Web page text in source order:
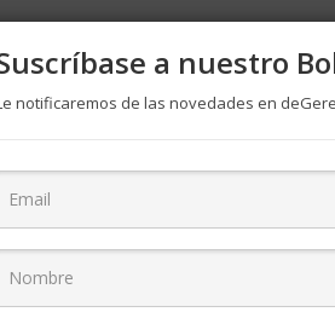
a nuestro
notificaremos de las novedades en